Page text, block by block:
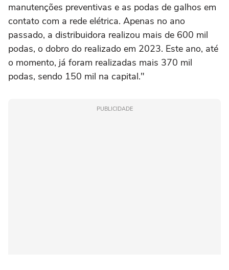
manutenções preventivas e as podas de galhos em
contato com a rede elétrica. Apenas no ano
passado, a distribuidora realizou mais de 600 mil
podas, o dobro do realizado em 2023. Este ano, até
o momento, já foram realizadas mais 370 mil
podas, sendo 150 mil na capital."
PUBLICIDADE